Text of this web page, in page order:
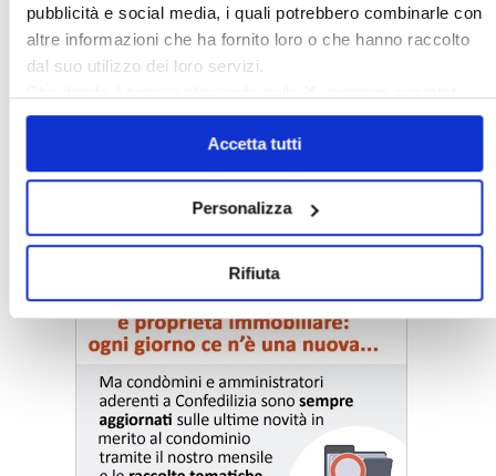
pubblicità e social media, i quali potrebbero combinarle con
altre informazioni che ha fornito loro o che hanno raccolto
dal suo utilizzo dei loro servizi.
solo i cookie necessari.
Accetta tutti
Personalizza
Rifiuta
〉 Notizie e Banche dati